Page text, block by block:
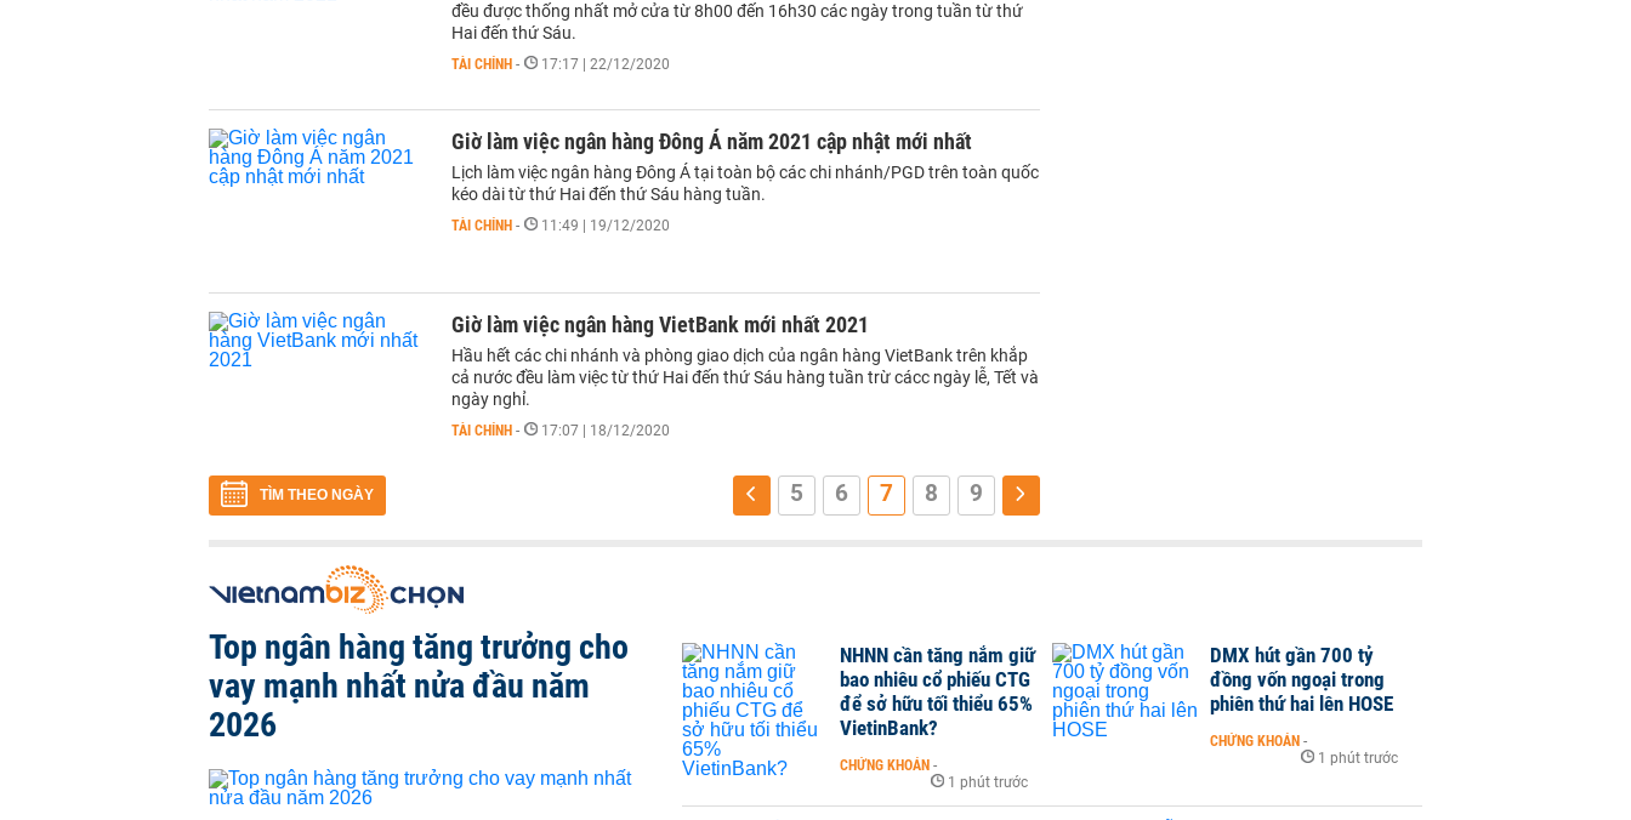
đều được thống nhất mở cửa từ 8h00 đến 16h30 các ngày trong tuần từ thứ
Hai đến thứ Sáu.
TÀI CHÍNH - 17:17 | 22/12/2020
Giờ làm việc ngân hàng Đông Á năm 2021 cập nhật mới nhất
Lịch làm việc ngân hàng Đông Á tại toàn bộ các chi nhánh/PGD trên toàn quốc
kéo dài từ thứ Hai đến thứ Sáu hàng tuần.
TÀI CHÍNH - 11:49 | 19/12/2020
Giờ làm việc ngân hàng VietBank mới nhất 2021
Hầu hết các chi nhánh và phòng giao dịch của ngân hàng VietBank trên khắp
cả nước đều làm việc từ thứ Hai đến thứ Sáu hàng tuần trừ cácc ngày lễ, Tết và
ngày nghỉ.
TÀI CHÍNH - 17:07 | 18/12/2020
TÌM THEO NGÀY 5 6 7 8 9
Top ngân hàng tăng trưởng cho
vay mạnh nhất nửa đầu năm
2026
NHNN cần tăng nắm giữ
bao nhiêu cổ phiếu CTG
để sở hữu tối thiểu 65%
VietinBank?
CHỨNG KHOÁN -
1 phút trước
DMX hút gần 700 tỷ
đồng vốn ngoại trong
phiên thứ hai lên HOSE
CHỨNG KHOÁN -
1 phút trước